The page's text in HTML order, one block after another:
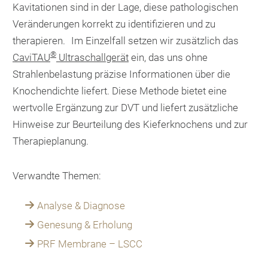
Kavitationen sind in der Lage, diese pathologischen
Veränderungen korrekt zu identifizieren und zu
therapieren. Im Einzelfall setzen wir zusätzlich das
CaviTAU® Ultraschallgerät ein, das uns ohne
Strahlenbelastung präzise Informationen über die
Knochendichte liefert. Diese Methode bietet eine
wertvolle Ergänzung zur DVT und liefert zusätzliche
Hinweise zur Beurteilung des Kieferknochens und zur
Therapieplanung.
Verwandte Themen:
Analyse & Diagnose
Genesung & Erholung
PRF Membrane – LSCC